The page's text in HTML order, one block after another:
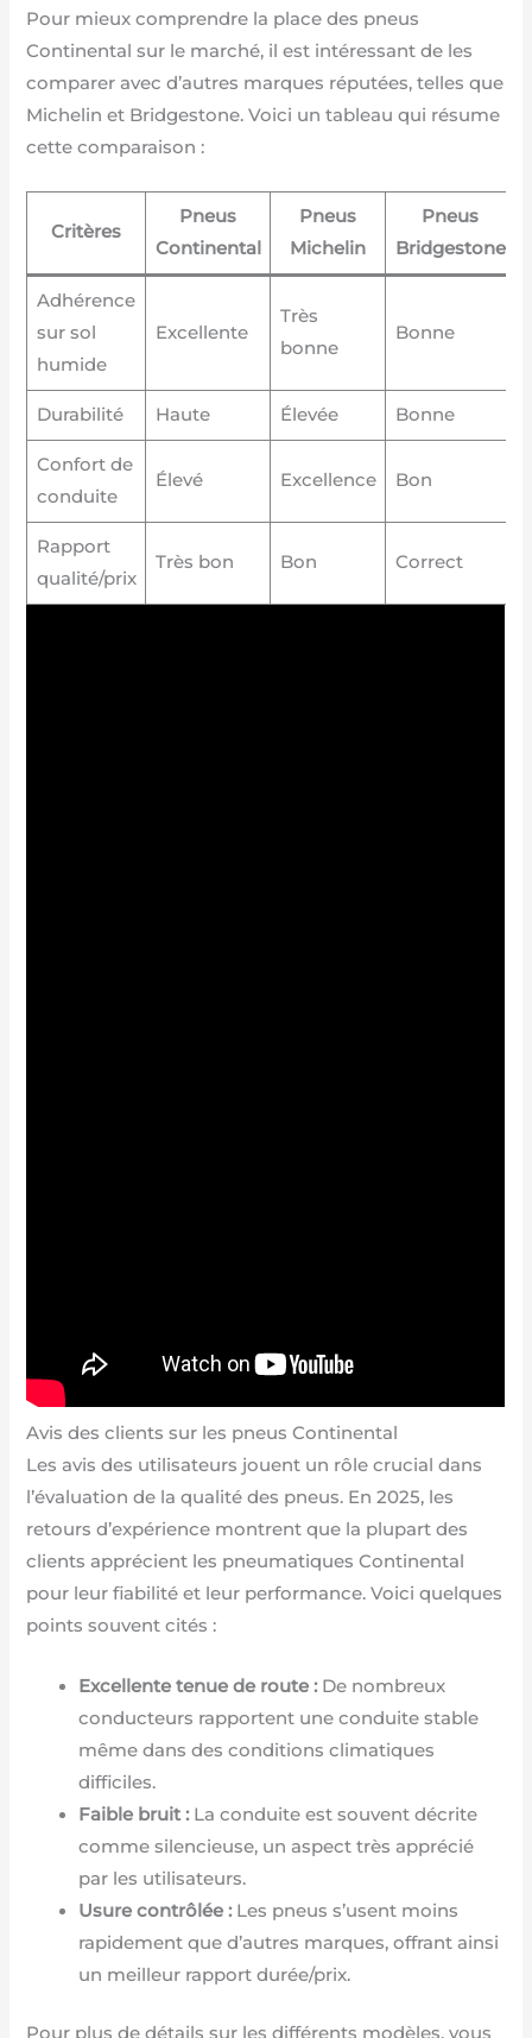
Pour mieux comprendre la place des pneus
Continental sur le marché, il est intéressant de les
comparer avec d’autres marques réputées, telles que
Michelin et Bridgestone. Voici un tableau qui résume
cette comparaison :
Critères
Pneus
Continental
Pneus
Michelin
Pneus
Bridgestone
Adhérence
sur sol
humide
Excellente
Très
bonne
Bonne
Durabilité Haute Élevée Bonne
Confort de
conduite
Élevé Excellence Bon
Rapport
qualité/prix
Très bon Bon Correct
Avis des clients sur les pneus Continental
Les avis des utilisateurs jouent un rôle crucial dans
l’évaluation de la qualité des pneus. En 2025, les
retours d’expérience montrent que la plupart des
clients apprécient les pneumatiques Continental
pour leur fiabilité et leur performance. Voici quelques
points souvent cités :
Excellente tenue de route :De nombreux
conducteurs rapportent une conduite stable
même dans des conditions climatiques
difficiles.
Faible bruit :La conduite est souvent décrite
comme silencieuse, un aspect très apprécié
par les utilisateurs.
Usure contrôlée :Les pneus s’usent moins
rapidement que d’autres marques, offrant ainsi
un meilleur rapport durée/prix.
Pour plus de détails sur les différents modèles, vous